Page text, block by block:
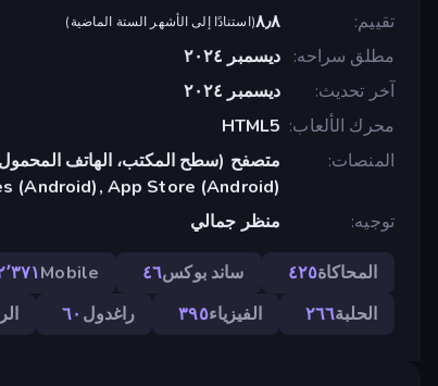
تقييم
٨٫٨(استنادًا إلى الأشهر الستة الماضية)
مطلق سراحه
ديسمبر ٢٠٢٤
آخر تحديث
ديسمبر ٢٠٢٤
محرك الألعاب HTML5
المنصات
متصفح (سطح المكتب، الهاتف
(Android), App Store (Android)
توجيه
منظر جمالي
المحاكاة٤٢٥ ساند بوكس٤٦ Mobile
الحلبة٢٦٦ الفيزياء٣٩٥ راغدول ٦٠